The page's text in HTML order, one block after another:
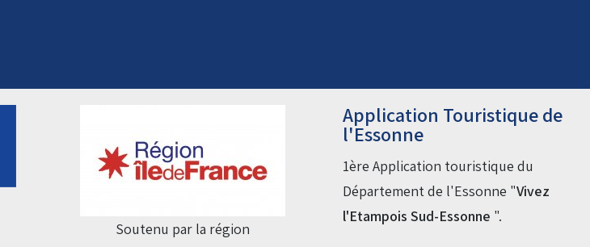
Soutenu par la région
Application Touristique de
l'Essonne
1ère Application touristique du
Département de l'Essonne "Vivez
l'Etampois Sud-Essonne ".